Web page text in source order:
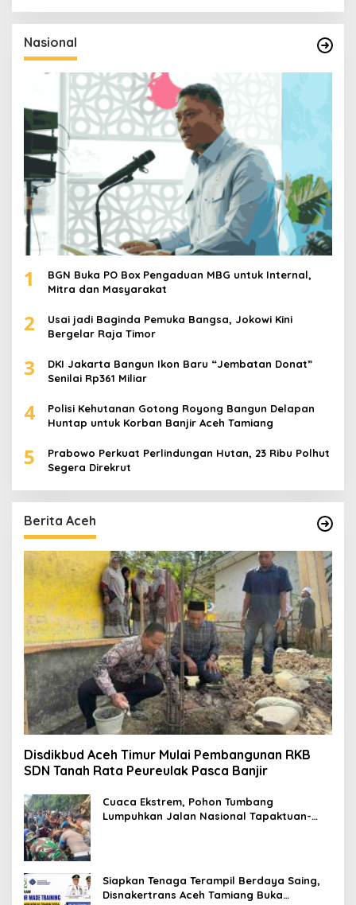
i
u
n
t
:
Nasional
1
BGN Buka PO Box Pengaduan MBG untuk Internal,
Mitra dan Masyarakat
2
Usai jadi Baginda Pemuka Bangsa, Jokowi Kini
Bergelar Raja Timor
3
DKI Jakarta Bangun Ikon Baru “Jembatan Donat”
Senilai Rp361 Miliar
4
Polisi Kehutanan Gotong Royong Bangun Delapan
Huntap untuk Korban Banjir Aceh Tamiang
5
Prabowo Perkuat Perlindungan Hutan, 23 Ribu Polhut
Segera Direkrut
Berita Aceh
Disdikbud Aceh Timur Mulai Pembangunan RKB
SDN Tanah Rata Peureulak Pasca Banjir
Cuaca Ekstrem, Pohon Tumbang
Lumpuhkan Jalan Nasional Tapaktuan-
Siapkan Tenaga Terampil Berdaya Saing,
Disnakertrans Aceh Tamiang Buka